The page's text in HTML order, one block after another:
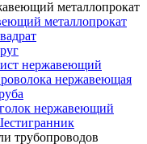
металлопрокат
нержавеющий
нержавеющая
нержавеющий